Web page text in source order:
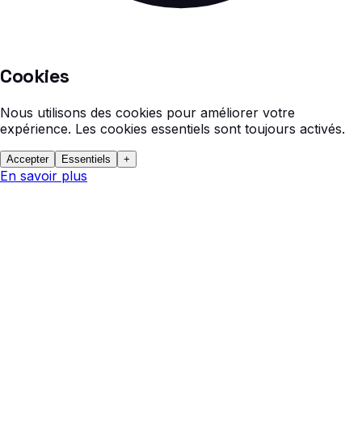
Cookies
Nous utilisons des cookies pour améliorer votre
expérience. Les cookies essentiels sont toujours activés.
Accepter Essentiels +
En savoir plus